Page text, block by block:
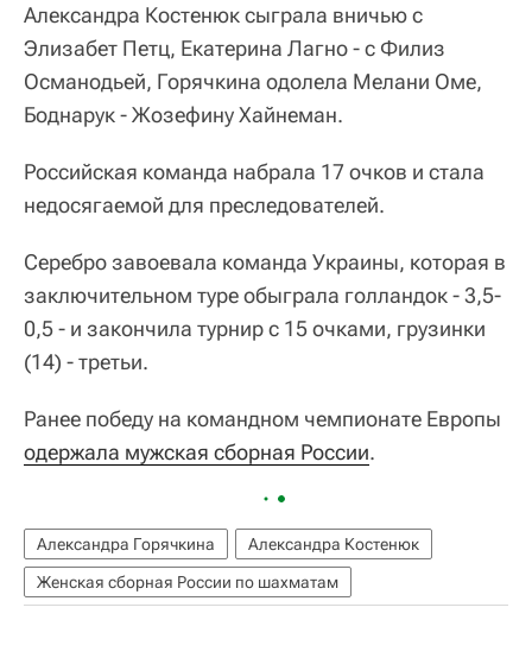
Александра Костенюк сыграла вничью с
Элизабет Петц, Екатерина Лагно - с Филиз
Османодьей, Горячкина одолела Мелани Оме,
Боднарук - Жозефину Хайнеман.
Российская команда набрала 17 очков и стала
недосягаемой для преследователей.
Серебро завоевала команда Украины, которая в
заключительном туре обыграла голландок - 3,5-
0,5 - и закончила турнир с 15 очками, грузинки
(14) - третьи.
Ранее победу на командном чемпионате Европы
одержала мужская сборная России.
Александра Горячкина
Александра Костенюк
Женская сборная России по шахматам